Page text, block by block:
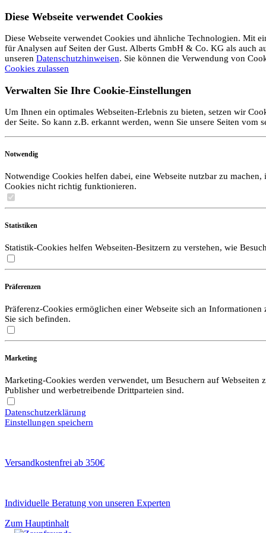
Diese Webseite verwendet Cookies
Diese Webseite verwendet Cookies und ähnliche Technologien. Mit
für Analysen auf Seiten der Gust. Alberts GmbH & Co. KG als auch
unseren Datenschutzhinweisen. Sie können die Verwendung von
Cookies zulassen
Verwalten Sie Ihre Cookie-Einstellungen
Um Ihnen ein optimales Webseiten-Erlebnis zu bieten, setzen wir
der Seite. So kann z.B. erkannt werden, wenn Sie unsere Seiten
Notwendig
Notwendige Cookies helfen dabei, eine Webseite nutzbar zu
Cookies nicht richtig funktionieren.
Statistiken
Statistik-Cookies helfen Webseiten-Besitzern zu verstehen, wie
Präferenzen
Präferenz-Cookies ermöglichen einer Webseite sich an
Sie sich befinden.
Marketing
Marketing-Cookies werden verwendet, um Besuchern auf
Publisher und werbetreibende Drittparteien sind.
Datenschutzerklärung
Einstellungen speichern
Versandkostenfrei ab 350€
Individuelle Beratung von unseren Experten
Zum Hauptinhalt